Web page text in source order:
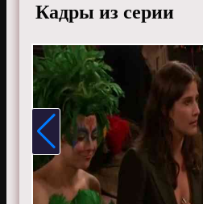
телефоне, планшете, пк или
Кадры из серии